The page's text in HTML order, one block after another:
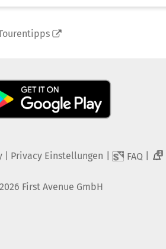
| Privacy Einstellungen FAQ 2
2026 First Avenue GmbH